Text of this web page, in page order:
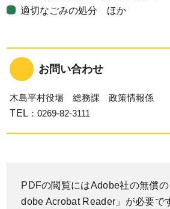
適切なごみの処分 ほか
お問い合わせ
木島平村役場 総務課 政策情報係
TEL ：0269-82-3111
PDFの閲覧にはAdobe社の無償
dobe Acrobat Reader」が必要で